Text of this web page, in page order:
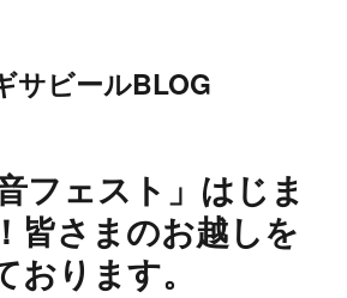
サビールBLOG
フェスト」はじま
皆さまのお越しを
おります。